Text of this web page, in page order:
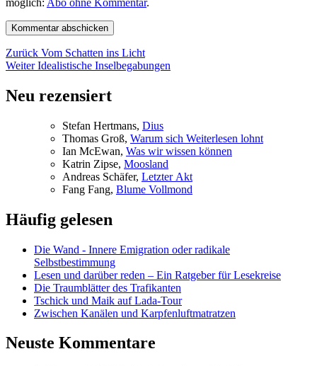
Beitragsnavigation
Zurück Vorheriger
Beitrag:
Vom Schatten ins Licht
Weiter Nächster
Idealistische Inselbegabungen
Neu rezensiert
Ste­fan Hertmans, Di­us
Tho­mas Groß, War­um sich Wei­ter­le­sen lohnt
Ian McE­wan, Was wir wis­sen können
Kat­rin Zip­se, Moos­land
An­dre­as Schä­fer, Letz­ter Akt
Fang Fang, Blu­me Vollmond
Häufig gelesen
Die Wand - Innere Emigration oder radikale
Selbstbestimmung
Lesen und darüber reden – Ein Ratgeber für Lesekreise
Die Traumblätter des Trafikanten
Tschick und Maik auf Lada-Tour
Zwischen Kanälen und Karpfenluftmatratzen
Neuste Kommentare